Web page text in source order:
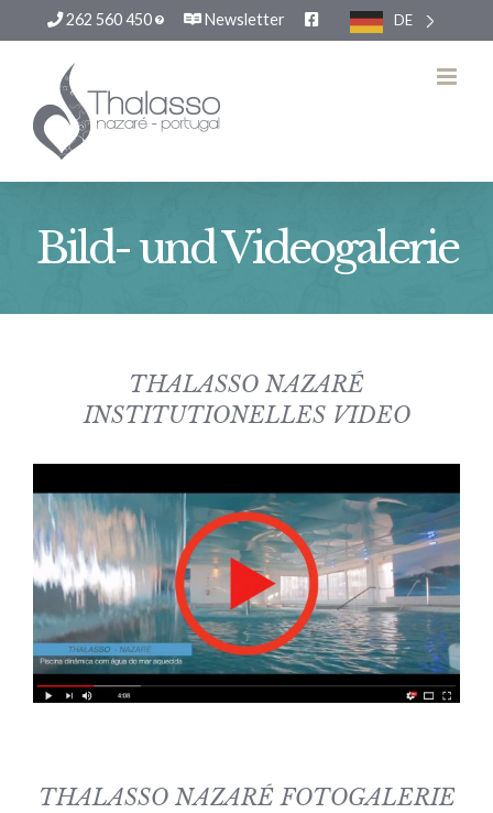
262 560 450 Newsletter DE
springen
Bild- und Videogalerie
THALASSO NAZARÉ
INSTITUTIONELLES VIDEO
THALASSO NAZARÉ FOTOGALERIE